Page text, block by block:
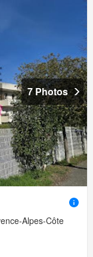
7 Photos
Alpes-Côte